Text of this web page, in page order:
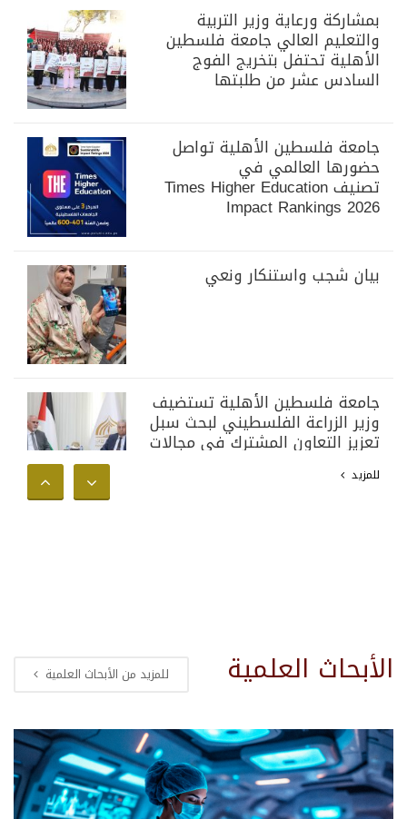
بمشاركة ورعاية وزير التربية
والتعليم العالي جامعة فلسطين
الأهلية تحتفل بتخريج الفوج
السادس عشر من طلبتها
جامعة فلسطين الأهلية تواصل
حضورها العالمي في
تصنيف Times Higher Education
Impact Rankings 2026
بيان شجب واستنكار ونعي
جامعة فلسطين الأهلية تستضيف
وزير الزراعة الفلسطيني لبحث سبل
تعزيز التعاون المشترك في مجالات
المجتمع الفلسطيني
للمزيد
الأبحاث العلمية للمزيد من الأبحاث العلمية